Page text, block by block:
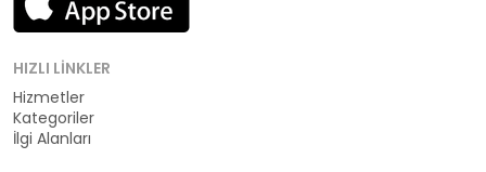
HIZLI LINKLER
Hizmetler
Kategoriler
İlgi Alanları